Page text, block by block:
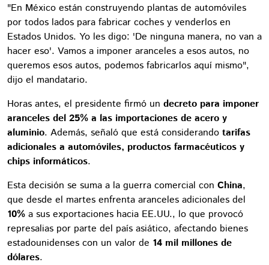
"En México están construyendo plantas de automóviles
por todos lados para fabricar coches y venderlos en
Estados Unidos. Yo les digo: 'De ninguna manera, no van a
hacer eso'. Vamos a imponer aranceles a esos autos, no
queremos esos autos, podemos fabricarlos aquí mismo",
dijo el mandatario.
Horas antes, el presidente firmó un decreto para imponer
aranceles del 25% a las importaciones de acero y
aluminio. Además, señaló que está considerando tarifas
adicionales a automóviles, productos farmacéuticos y
chips informáticos.
Esta decisión se suma a la guerra comercial con China,
que desde el martes enfrenta aranceles adicionales del
10% a sus exportaciones hacia EE.UU., lo que provocó
represalias por parte del país asiático, afectando bienes
estadounidenses con un valor de 14 mil millones de
dólares.